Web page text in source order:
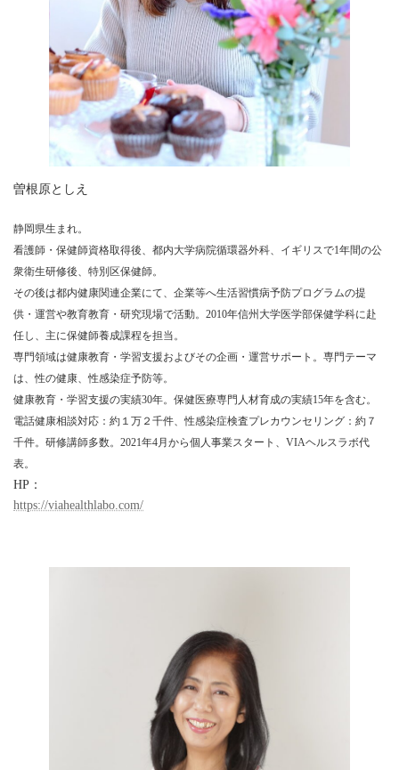
曽根原としえ
静岡県生まれ。
看護師・保健師資格取得後、都内大学病院循環器外科、イギリスで1年間の公
衆衛生研修後、特別区保健師。
その後は都内健康関連企業にて、企業等へ生活習慣病予防プログラムの提
供・運営や教育教育・研究現場で活動。2010年信州大学医学部保健学科に赴
任し、主に保健師養成課程を担当。
専門領域は健康教育・学習支援およびその企画・運営サポート。専門テーマ
は、性の健康、性感染症予防等。
健康教育・学習支援の実績30年。保健医療専門人材育成の実績15年を含む。
電話健康相談対応：約１万２千件、性感染症検査プレカウンセリング：約７
千件。研修講師多数。2021年4月から個人事業スタート、VIAヘルスラボ代
表。
HP：
https://viahealthlabo.com/